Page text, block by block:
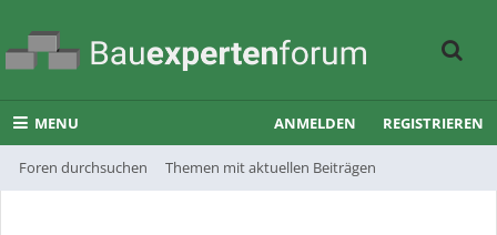
MENU
Foren durchsuchen Themen mit aktuellen Beiträgen
ANMELDEN REGISTRIEREN